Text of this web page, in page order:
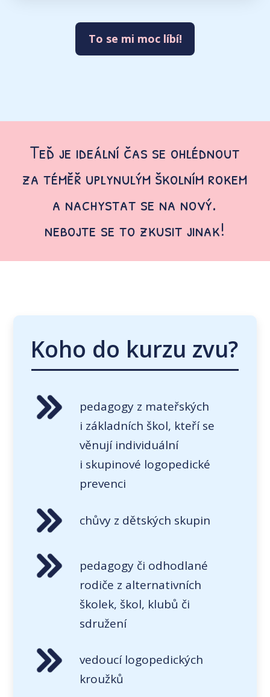
To se mi moc líbí!
Teď je ideální čas se ohlédnout
za téměř uplynulým školním rokem
a nachystat se na nový.
nebojte se to zkusit jinak!
Koho do kurzu zvu?
pedagogy z mateřských
i základních škol, kteří se
věnují individuální
i skupinové logopedické
prevenci
chůvy z dětských skupin
pedagogy či odhodlané
rodiče z alternativních
školek, škol, klubů či
sdružení
vedoucí logopedických
kroužků